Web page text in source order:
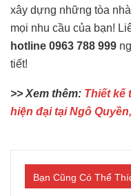
xây dựng những tòa
mọi nhu cầu của bạn!
hotline 0963 788 999
tiết!
>> Xem thêm: Thiết kế
hiện đại tại Ngô
Bạn Cũng Có Thể